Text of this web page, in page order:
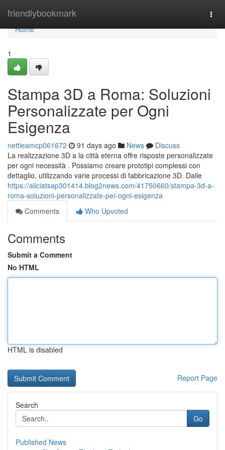
friendlybookmark
Home
Home
1
Stampa 3D a Roma: Soluzioni
Personalizzate per Ogni
Esigenza
nettieamcp061672 91 days ago News
Discuss
La realizzazione 3D a la città eterna offre risposte personalizzate
per ogni necessità . Possiamo creare prototipi complessi con
dettaglio, utilizzando varie processi di fabbricazione 3D. Dalle
https://aliciatsap301414.blog2news.com/41750660/stampa-3d-a-
roma-soluzioni-personalizzate-per-ogni-esigenza
Comments
Who Upvoted
Comments
Submit a Comment
No HTML
HTML is disabled
Report Page
Search
Go
Published News